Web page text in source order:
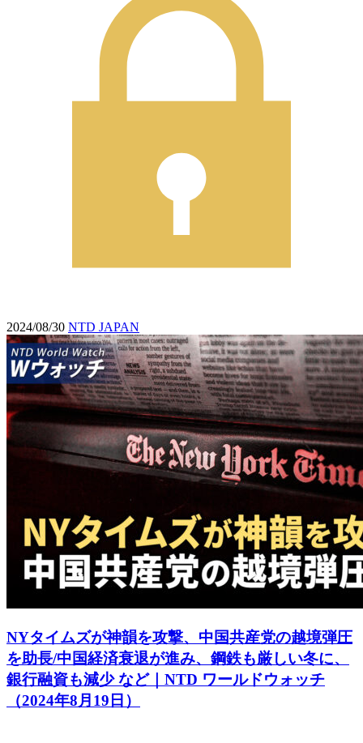
2024/08/30 NTD JAPAN
NYタイムズが神韻を攻撃、中国共産党の越境弾圧
を助長/中国経済衰退が進み、鋼鉄も厳しい冬に、
銀行融資も減少 など｜NTD ワールドウォッチ
（2024年8月19日）